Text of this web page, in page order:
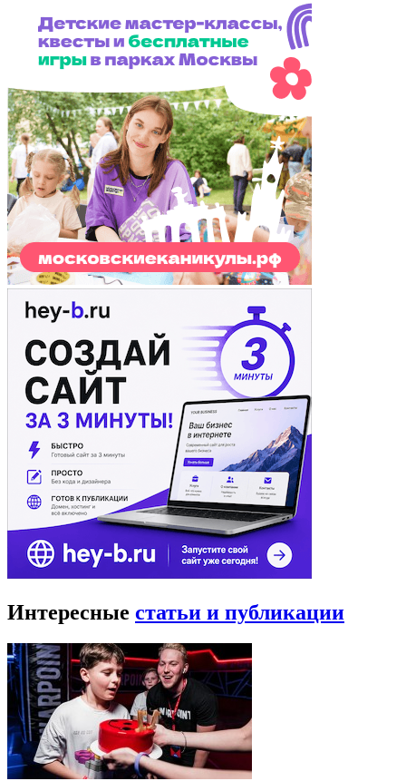
Интересные статьи и публикации